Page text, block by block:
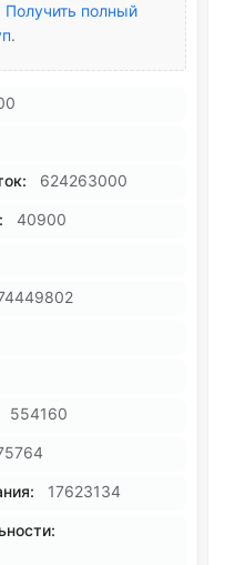
Получить полный
.
624263000
40900
554160
17623134